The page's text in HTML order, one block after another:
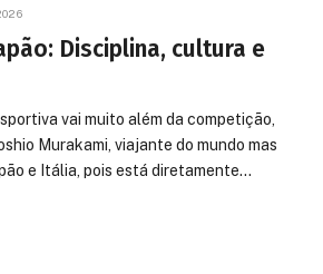
Disciplina, cultura e
vai muito além da competição,
Murakami, viajante do mundo mas
e Itália, pois está diretamente…